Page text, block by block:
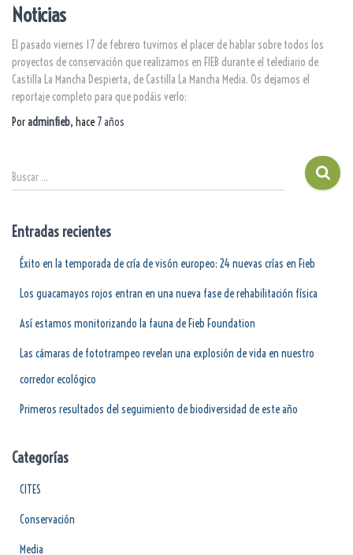
Noticias
El pasado viernes 17 de febrero tuvimos el placer de hablar sobre todos los
proyectos de conservación que realizamos en FIEB durante el telediario de
Castilla La Mancha Despierta, de Castilla La Mancha Media. Os dejamos el
reportaje completo para que podáis verlo:
Poradminfieb, hace 7 años
Buscar …
Entradas recientes
Éxito en la temporada de cría de visón europeo: 24 nuevas crías en Fieb
Los guacamayos rojos entran en una nueva fase de rehabilitación física
Así estamos monitorizando la fauna de Fieb Foundation
Las cámaras de fototrampeo revelan una explosión de vida en nuestro
corredor ecológico
Primeros resultados del seguimiento de biodiversidad de este año
Categorías
CITES
Conservación
Media